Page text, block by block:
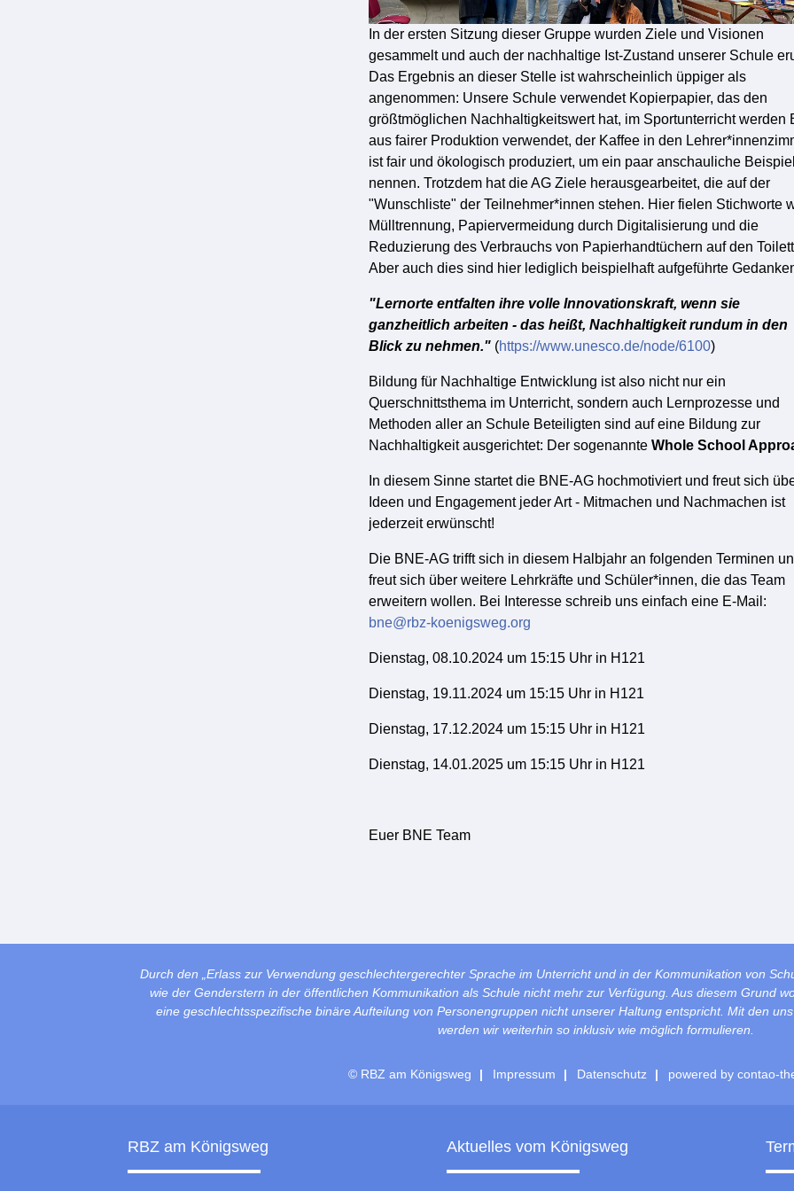
In der ersten Sitzung dieser Gruppe wurden Ziele und Visionen
gesammelt und auch der nachhaltige Ist-Zustand unserer Schule
Das Ergebnis an dieser Stelle ist wahrscheinlich üppiger als
angenommen: Unsere Schule verwendet Kopierpapier, das den
größtmöglichen Nachhaltigkeitswert hat, im Sportunterricht werden
aus fairer Produktion verwendet, der Kaffee in den
ist fair und ökologisch produziert, um ein paar anschauliche
nennen. Trotzdem hat die AG Ziele herausgearbeitet, die auf der
"Wunschliste" der Teilnehmer*innen stehen. Hier fielen Stichworte
Mülltrennung, Papiervermeidung durch Digitalisierung und die
Reduzierung des Verbrauchs von Papierhandtüchern auf den
Aber auch dies sind hier lediglich beispielhaft aufgeführte
"Lernorte entfalten ihre volle Innovationskraft, wenn sie
ganzheitlich arbeiten - das heißt, Nachhaltigkeit rundum in den
Blick zu nehmen."(https://www.unesco.de/node/6100)
Bildung für Nachhaltige Entwicklung ist also nicht nur ein
Querschnittsthema im Unterricht, sondern auch Lernprozesse und
Methoden aller an Schule Beteiligten sind auf eine Bildung zur
Nachhaltigkeit ausgerichtet: Der sogenannteWhole School
In diesem Sinne startet die BNE-AG hochmotiviert und freut sich
Ideen und Engagement jeder Art - Mitmachen und Nachmachen ist
jederzeit erwünscht!
Die BNE-AG trifft sich in diesem Halbjahr an folgenden Terminen
freut sich über weitere Lehrkräfte und Schüler*innen, die das Team
erweitern wollen. Bei Interesse schreib uns einfach eine E-Mail:
bne@rbz-koenigsweg.org
Dienstag, 08.10.2024 um 15:15 Uhr in H121
Dienstag, 19.11.2024 um 15:15 Uhr in H121
Dienstag, 17.12.2024 um 15:15 Uhr in H121
Dienstag, 14.01.2025 um 15:15 Uhr in H121
Euer BNE Team
Durch den „Erlass zur Verwendung geschlechtergerechter Sprache im Unterricht und in der Kommunikation von
wie der Genderstern in der öffentlichen Kommunikation als Schule nicht mehr zur Verfügung. Aus diesem Grund
eine geschlechtsspezifische binäre Aufteilung von Personengruppen nicht unserer Haltung entspricht. Mit den
werden wir weiterhin so inklusiv wie möglich formulieren.
© RBZ am Königsweg Impressum Datenschutz powered by contao-
RBZ am Königsweg Aktuelles vom Königsweg